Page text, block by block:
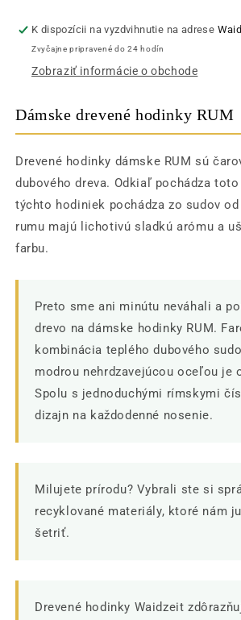
RUM
RUM
K dispozícii na vyzdvihnutie na adrese
Zvyčajne pripravené do 24 hodín
Zobraziť informácie o obchode
Dámske drevené hodinky RUM
Drevené hodinky dámske RUM sú
dubového dreva. Odkiaľ pochádza
týchto hodiniek pochádza zo sudov od
rumu majú lichotivú sladkú arómu a
farbu.
Preto sme ani minútu neváhali a
drevo na dámske hodinky RUM.
kombinácia teplého dubového
modrou nehrdzavejúcou oceľou je
Spolu s jednoduchými rímskymi
dizajn na každodenné nosenie.
Milujete prírodu? Vybrali ste si
recyklované materiály, ktoré nám
šetriť.
Drevené hodinky Waidzeit